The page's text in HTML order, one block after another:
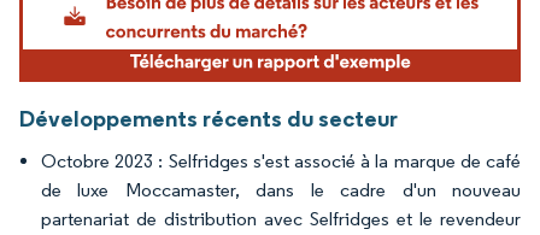
Développements récents du secteur
Octobre 2023 : Selfridges s'est associé à la marque de café
de luxe Moccamaster, dans le cadre d'un nouveau
partenariat de distribution avec Selfridges et le revendeur